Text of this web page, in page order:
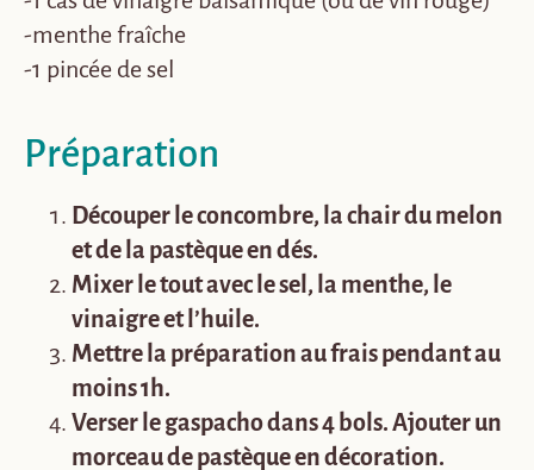
-menthe fraîche
-1 pincée de sel
Préparation
Découper le concombre, la chair du melon
et de la pastèque en dés.
Mixer le tout avec le sel, la menthe, le
vinaigre et l’huile.
Mettre la préparation au frais pendant au
moins 1h.
Verser le gaspacho dans 4 bols. Ajouter un
morceau de pastèque en décoration.